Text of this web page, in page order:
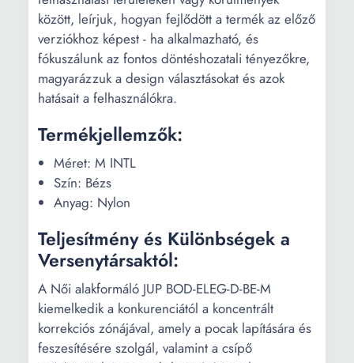
között, leírjuk, hogyan fejlődött a termék az előző
verziókhoz képest - ha alkalmazható, és
fókuszálunk az fontos döntéshozatali tényezőkre,
magyarázzuk a design választásokat és azok
hatásait a felhasználókra.
Termékjellemzők:
Méret: M INTL
Szín: Bézs
Anyag: Nylon
Teljesítmény és Különbségek a
Versenytársaktól:
A Női alakformáló JUP BOD-ELEG-D-BE-M
kiemelkedik a konkurenciától a koncentrált
korrekciós zónájával, amely a pocak lapítására és
feszesítésére szolgál, valamint a csípő